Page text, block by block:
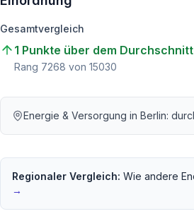
Gesamtvergleich
1 Punkte über dem Durchschnitt
Rang 7268 von 15030
Energie & Versorgung in Berlin:
Regionaler Vergleich: Wie andere
→